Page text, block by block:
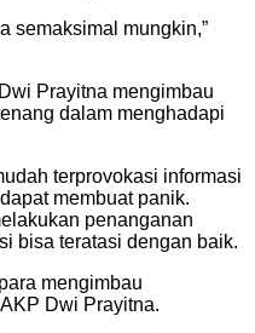
semaksimal mungkin,”
Prayitna mengimbau
dalam menghadapi
terprovokasi informasi
membuat panik.
penanganan
bisa teratasi dengan baik.
mengimbau
Dwi Prayitna.